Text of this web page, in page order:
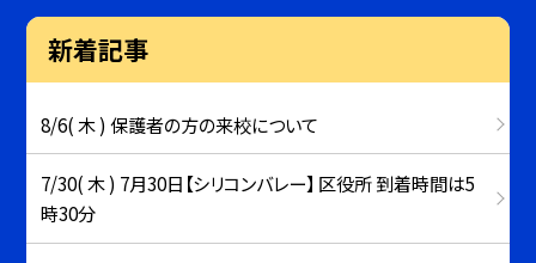
新着記事
8/6( 木 ) 保護者の方の来校について
7/30( 木 ) 7月30日【シリコンバレー】 区役所 到着時間は5
時30分